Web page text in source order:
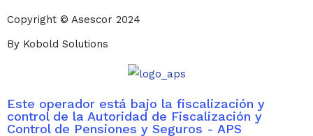
Copyright © Asescor 2024
By Kobold Solutions
Este operador está bajo la fiscalización y
control de la Autoridad de Fiscalización y
Control de Pensiones y Seguros - APS